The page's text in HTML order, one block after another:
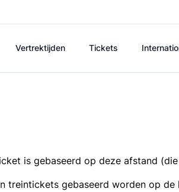
Vertrektijden Tickets
is gebaseerd op deze afstand
treintickets gebaseerd worden op